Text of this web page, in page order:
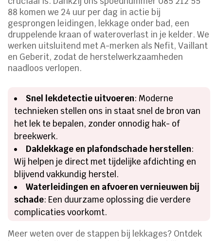
88 komen we 24 uur per dag in actie bij
gesprongen leidingen, lekkage onder bad, een
druppelende kraan of wateroverlast in je kelder. We
werken uitsluitend met A-merken als Nefit, Vaillant
en Geberit, zodat de herstelwerkzaamheden
naadloos verlopen.
Snel lekdetectie uitvoeren: Moderne
technieken stellen ons in staat snel de bron van
het lek te bepalen, zonder onnodig hak- of
breekwerk.
Daklekkage en plafondschade herstellen:
Wij helpen je direct met tijdelijke afdichting en
blijvend vakkundig herstel.
Waterleidingen en afvoeren vernieuwen bij
schade: Een duurzame oplossing die verdere
complicaties voorkomt.
Meer weten over de stappen bij lekkages? Ontdek